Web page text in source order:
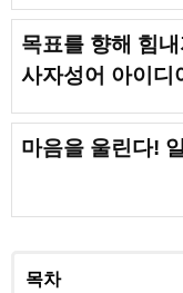
목표를 향해 힘
사자성어 아이디
마음을 울린다!
목차